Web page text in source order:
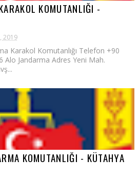
KOMUTANLIĞI -
2019
Karakol Komutanlığı Telefon +90
Jandarma Adres Yeni Mah.
KOMUTANLIĞI - KÜTAHYA